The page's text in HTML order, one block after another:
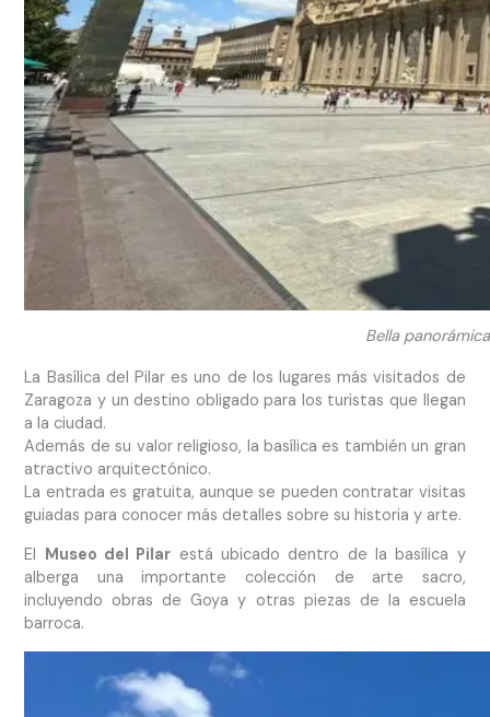
Bella
La Basílica del Pilar es uno de los lugares más visitados de
Zaragoza y un destino obligado para los turistas que llegan
a la ciudad.
Además de su valor religioso, la basílica es también un gran
atractivo arquitectónico.
La entrada es gratuita, aunque se pueden contratar visitas
guiadas para conocer más detalles sobre su historia y arte.
El Museo del Pilar está ubicado dentro de la basílica y
alberga una importante colección de arte sacro,
incluyendo obras de Goya y otras piezas de la escuela
barroca.